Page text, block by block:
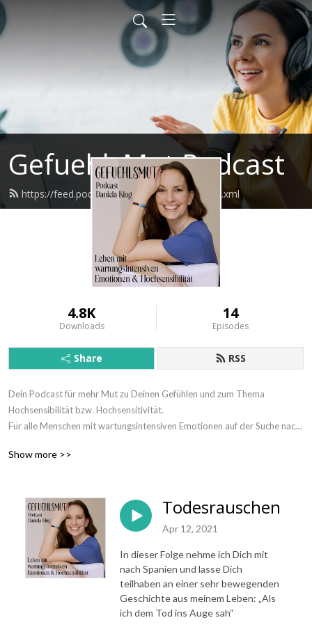
GefuehlsMut Podcast
https://feed.podbean.com/gefuehlsmut/feed.xml
4.8K
Downloads
14
Episodes
Share RSS
Dein Podcast für mehr Mut zu Deinen Gefühlen und zum Thema
Hochsensibilität bzw. Hochsensitivität.
Für alle Menschen mit wartungsintensiven Emotionen auf der Suche nach
selbst. Wer aus dem Rahmen fällt, kann das Bild für andere vergrößern.
Mein Name ist Daniela Klug, geboren wurde ich irgendwann im Laufe der
1970er Jahre, ich bin Mama von vier Kindern, hochsensibel oder
hochsensitiv, Dipl. Hypnosetrainerin, Podcasterin, Kunsthandwerkerin,
Dipl. Lebens- und Sozialberaterin und Familienhelferin.
www.GefuehlsMut.com
Willst Du mich motivieren, so bewerte meinen Podcast auf iTunes und
schreib mir ein paar nette Zeilen, vielen lieben Dank!
Show more >>
Todesrauschen
Apr 12, 2021
In dieser Folge nehme ich Dich mit
nach Spanien und lasse Dich
teilhaben an einer sehr bewegenden
Geschichte aus meinem Leben: „Als
ich dem Tod ins Auge sah“